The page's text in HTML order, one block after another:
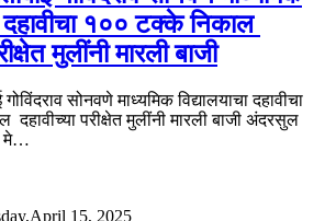
दहावीचा १०० टक्के निकाल
मुलींनी मारली बाजी
गोविंदराव सोनवणे माध्यमिक विद्यालयाचा दहावीचा
परीक्षेत मुलींनी मारली बाजी अंदरसुल
मे…
15, 2025